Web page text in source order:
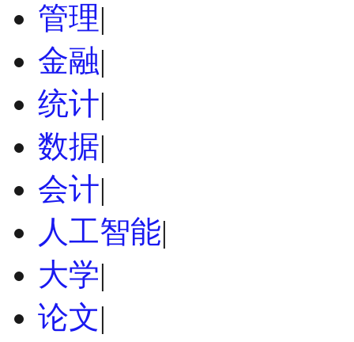
管理|
金融|
统计|
数据|
会计|
人工智能|
大学|
论文|